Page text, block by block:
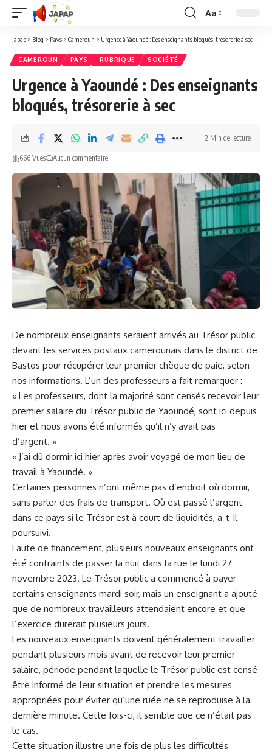
Redimensionner
la
Aa
Japap > Blog > Pays > Cameroun > Urgence à Yaoundé : Des enseignants bloqués, trésorerie à sec
CAMEROUN PAYS RUBRIQUE SOCIÉTÉ
Urgence à Yaoundé : Des enseignants
bloqués, trésorerie à sec
666 Vues Aucun commentaire
2 Min de lecture
De nombreux enseignants seraient arrivés au Trésor public
devant les services postaux camerounais dans le district de
Bastos pour récupérer leur premier chèque de paie, selon
nos informations. L’un des professeurs a fait remarquer :
« Les professeurs, dont la majorité sont censés recevoir leur
premier salaire du Trésor public de Yaoundé, sont ici depuis
hier et nous avons été informés qu’il n’y avait pas
d’argent. »
« J’ai dû dormir ici hier après avoir voyagé de mon lieu de
travail à Yaoundé. »
Certaines personnes n’ont même pas d’endroit où dormir,
sans parler des frais de transport. Où est passé l’argent
dans ce pays si le Trésor est à court de liquidités, a-t-il
poursuivi.
Faute de financement, plusieurs nouveaux enseignants ont
été contraints de passer la nuit dans la rue le lundi 27
novembre 2023. Le Trésor public a commencé à payer
certains enseignants mardi soir, mais un enseignant a ajouté
que de nombreux travailleurs attendaient encore et que
l’exercice durerait plusieurs jours.
Les nouveaux enseignants doivent généralement travailler
pendant plusieurs mois avant de recevoir leur premier
salaire, période pendant laquelle le Trésor public est censé
être informé de leur situation et prendre les mesures
appropriées pour éviter qu’une ruée ne se reproduise à la
dernière minute. Cette fois-ci, il semble que ce n’était pas
le cas.
Cette situation illustre une fois de plus les difficultés